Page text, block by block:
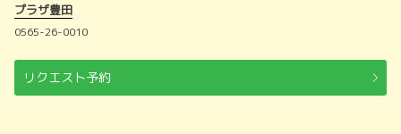
プラザ豊田
0565-26-0010
リクエスト予約